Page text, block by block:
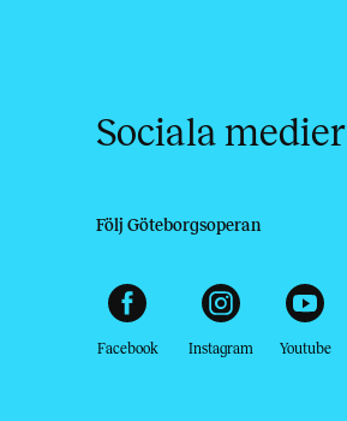
Sociala medier
Följ Göteborgsoperan
Facebook Instagram Youtube